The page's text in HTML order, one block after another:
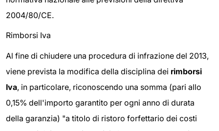
2004/80/CE.
Rimborsi Iva
Al fine di chiudere una procedura di infrazione del 2013,
viene prevista la modifica della disciplina dei rimborsi
Iva, in particolare, riconoscendo una somma (pari allo
0,15% dell'importo garantito per ogni anno di durata
della garanzia) "a titolo di ristoro forfettario dei costi